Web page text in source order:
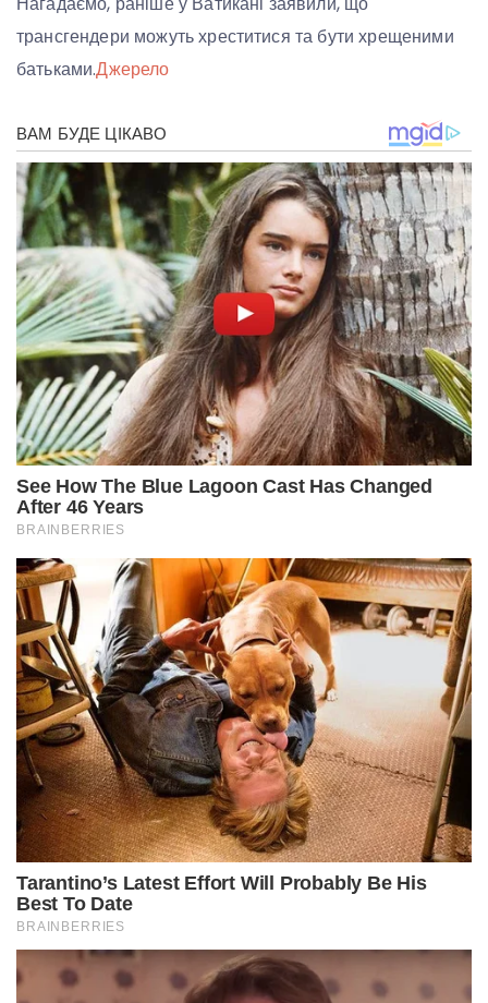
трансгендери можуть хреститися та бути хрещеними
батьками.Джерело